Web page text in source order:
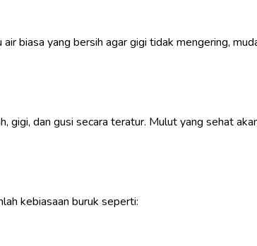
biasa yang bersih agar gigi tidak mengering,
gigi, dan gusi secara teratur. Mulut yang sehat
kebiasaan buruk seperti: